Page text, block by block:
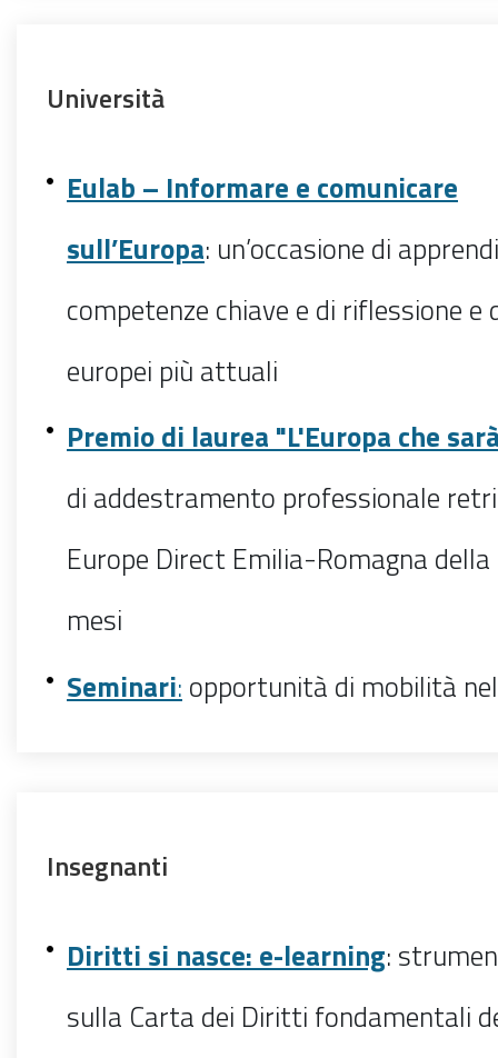
Università
Eulab – Informare e comunicare
sull’Europa: un’occasione di
competenze chiave e di riflessione e
europei più attuali
Premio di laurea "L'Europa che
di addestramento professionale
Europe Direct Emilia-Romagna
mesi
Seminari: opportunità di mobilità
Insegnanti
Diritti si nasce: e-learning:
sulla Carta dei Diritti fondamentali